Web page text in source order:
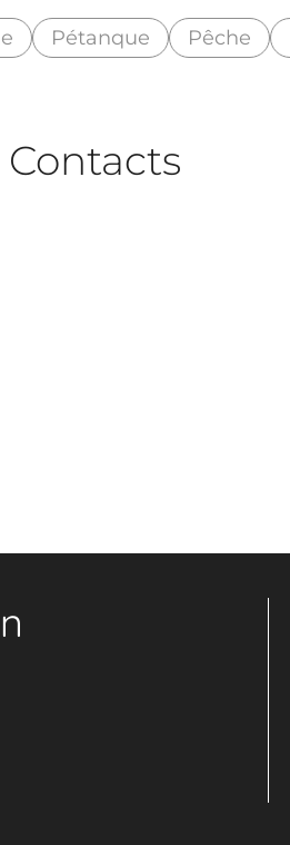
Pétanque Pêche
Contacts